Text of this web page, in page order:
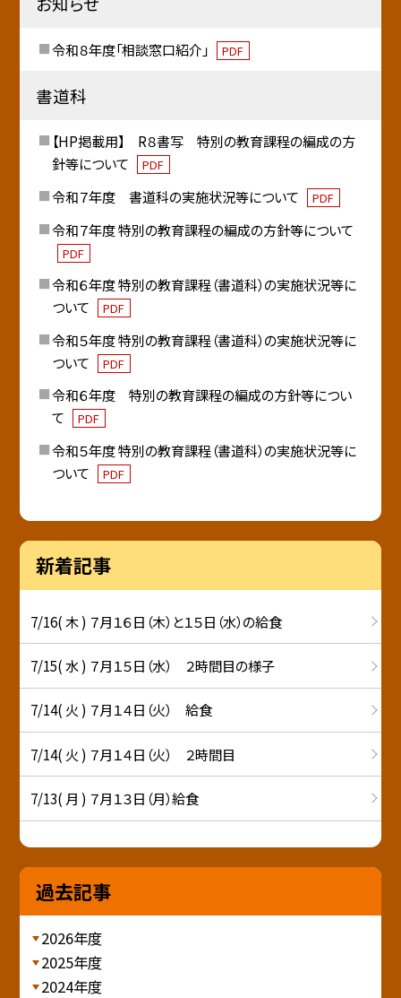
令和８年度「相談窓口紹介」 PDF
書道科
【HP掲載用】 R８書写 特別の教育課程の編成の方
針等について
PDF
令和７年度 書道科の実施状況等について PDF
令和７年度 特別の教育課程の編成の方針等について
PDF
令和６年度 特別の教育課程（書道科）の実施状況等に
ついて
PDF
令和５年度 特別の教育課程（書道科）の実施状況等に
ついて
PDF
令和６年度 特別の教育課程の編成の方針等につい
て
PDF
令和５年度 特別の教育課程（書道科）の実施状況等に
ついて
PDF
新着記事
7/16( 木 ) ７月１６日（木）と１５日（水）の給食
7/15( 水 ) ７月１５日（水） ２時間目の様子
7/14( 火 ) ７月１４日（火） 給食
7/14( 火 ) ７月１４日（火） ２時間目
7/13( 月 ) ７月１３日（月）給食
過去記事
2026年度
2025年度
2024年度